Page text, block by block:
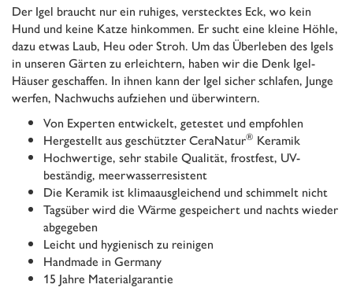
Der Igel braucht nur ein ruhiges, verstecktes Eck, wo kein
Hund und keine Katze hinkommen. Er sucht eine kleine Höhle,
dazu etwas Laub, Heu oder Stroh. Um das Überleben des Igels
in unseren Gärten zu erleichtern, haben wir die Denk Igel-
Häuser geschaffen. In ihnen kann der Igel sicher schlafen, Junge
werfen, Nachwuchs aufziehen und überwintern.
Von Experten entwickelt, getestet und empfohlen
Hergestellt aus geschützter CeraNatur® Keramik
Hochwertige, sehr stabile Qualität, frostfest, UV-
beständig, meerwasserresistent
Die Keramik ist klimaausgleichend und schimmelt nicht
Tagsüber wird die Wärme gespeichert und nachts wieder
abgegeben
Leicht und hygienisch zu reinigen
Handmade in Germany
15 Jahre Materialgarantie